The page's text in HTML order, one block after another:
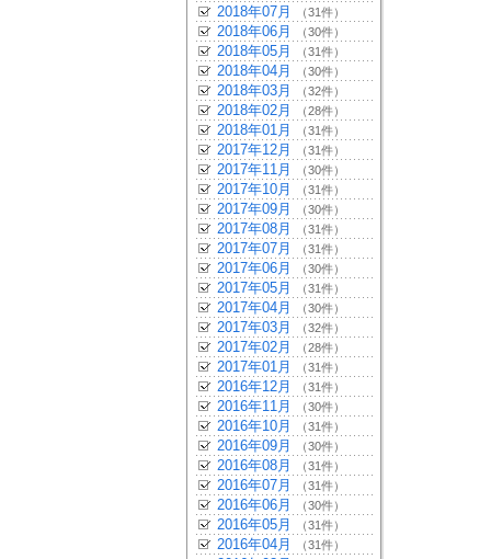
2018年07月 （31件）
2018年06月 （30件）
2018年05月 （31件）
2018年04月 （30件）
2018年03月 （32件）
2018年02月 （28件）
2018年01月 （31件）
2017年12月 （31件）
2017年11月 （30件）
2017年10月 （31件）
2017年09月 （30件）
2017年08月 （31件）
2017年07月 （31件）
2017年06月 （30件）
2017年05月 （31件）
2017年04月 （30件）
2017年03月 （32件）
2017年02月 （28件）
2017年01月 （31件）
2016年12月 （31件）
2016年11月 （30件）
2016年10月 （31件）
2016年09月 （30件）
2016年08月 （31件）
2016年07月 （31件）
2016年06月 （30件）
2016年05月 （31件）
2016年04月 （31件）